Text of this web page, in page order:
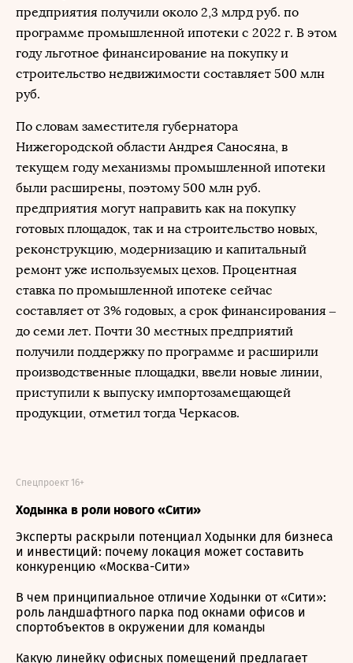
предприятия получили около 2,3 млрд руб. по
программе промышленной ипотеки с 2022 г. В этом
году льготное финансирование на покупку и
строительство недвижимости составляет 500 млн
руб.
По словам заместителя губернатора
Нижегородской области Андрея Саносяна, в
текущем году механизмы промышленной ипотеки
были расширены, поэтому 500 млн руб.
предприятия могут направить как на покупку
готовых площадок, так и на строительство новых,
реконструкцию, модернизацию и капитальный
ремонт уже используемых цехов. Процентная
ставка по промышленной ипотеке сейчас
составляет от 3% годовых, а срок финансирования –
до семи лет. Почти 30 местных предприятий
получили поддержку по программе и расширили
производственные площадки, ввели новые линии,
приступили к выпуску импортозамещающей
продукции, отметил тогда Черкасов.
Ходынка в роли нового «Сити»
Спецпроект 16+
Эксперты раскрыли потенциал Ходынки для бизнеса
и инвестиций: почему локация может составить
конкуренцию «Москва-Сити»
В чем принципиальное отличие Ходынки от «Сити»:
роль ландшафтного парка под окнами офисов и
спортобъектов в окружении для команды
Какую линейку офисных помещений предлагает